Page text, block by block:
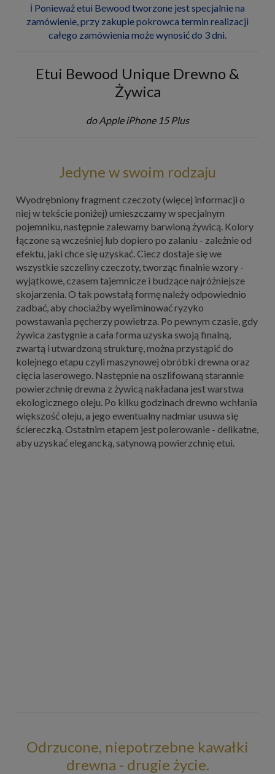
ℹ️ Ponieważ etui Bewood tworzone jest specjalnie na
zamówienie, przy zakupie pokrowca termin realizacji
całego zamówienia może wynosić do 3 dni.
Etui Bewood Unique Drewno &
Żywica
do Apple iPhone 15 Plus
Jedyne w swoim rodzaju
Wyodrębniony fragment czeczoty (więcej informacji o
niej w tekście poniżej) umieszczamy w specjalnym
pojemniku, następnie zalewamy barwioną żywicą. Kolory
łączone są wcześniej lub dopiero po zalaniu - zależnie od
efektu, jaki chce się uzyskać. Ciecz dostaje się we
wszystkie szczeliny czeczoty, tworząc finalnie wzory -
wyjątkowe, czasem tajemnicze i budzące najróżniejsze
skojarzenia. O tak powstałą formę należy odpowiednio
zadbać, aby chociażby wyeliminować ryzyko
powstawania pęcherzy powietrza. Po pewnym czasie, gdy
żywica zastygnie a cała forma uzyska swoją finalną,
zwartą i utwardzoną strukturę, można przystąpić do
kolejnego etapu czyli maszynowej obróbki drewna oraz
cięcia laserowego. Następnie na oszlifowaną starannie
powierzchnię drewna z żywicą nakładana jest warstwa
ekologicznego oleju. Po kilku godzinach drewno wchłania
większość oleju, a jego ewentualny nadmiar usuwa się
ściereczką. Ostatnim etapem jest polerowanie - delikatne,
aby uzyskać elegancką, satynową powierzchnię etui.
Odrzucone, niepotrzebne kawałki
drewna - drugie życie.